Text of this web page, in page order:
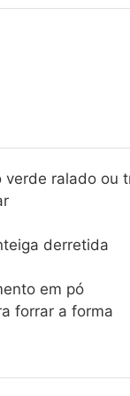
verde ralado ou
derretida
em pó
forrar a forma